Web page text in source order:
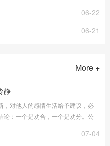
06-22
06-21
More +
静
，对他人的感情生活给予建议，必
论：一个是劝合，一个是劝分。公
07-04